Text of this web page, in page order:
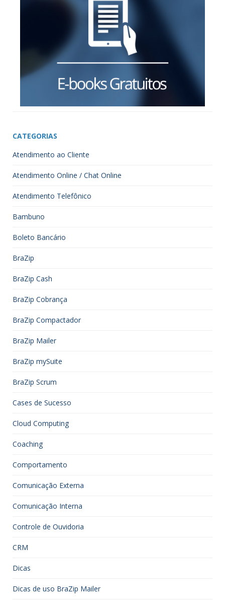
CATEGORIAS
Atendimento ao Cliente
Atendimento Online / Chat Online
Atendimento Telefônico
Bambuno
Boleto Bancário
BraZip
BraZip Cash
BraZip Cobrança
BraZip Compactador
BraZip Mailer
BraZip mySuite
BraZip Scrum
Cases de Sucesso
Cloud Computing
Coaching
Comportamento
Comunicação Externa
Comunicação Interna
Controle de Ouvidoria
CRM
Dicas
Dicas de uso BraZip Mailer